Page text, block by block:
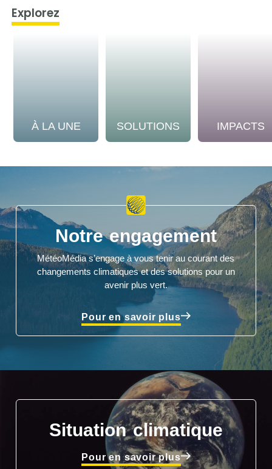
Explorez
À LA UNE SOLUTIONS IMPACTS
Notre engagement
MétéoMédia s’engage à vous tenir au courant des
changements climatiques et des solutions pour un
avenir plus vert.
Pour en savoir plus
Situation climatique
Pour en savoir plus